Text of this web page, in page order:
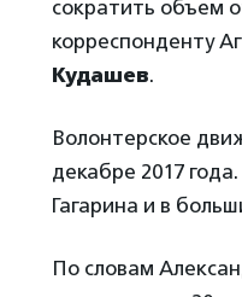
сократить объем
корреспонденту
Кудашев.
Волонтерское
декабре 2017
Гагарина и в
По словам